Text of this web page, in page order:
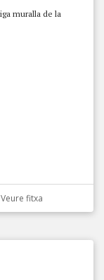
muralla de la
Veure fitxa